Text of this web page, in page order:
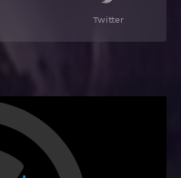
Twitter